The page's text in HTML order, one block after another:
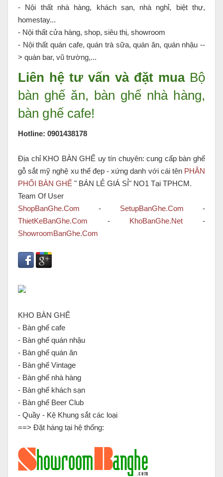
- Nội thất nhà hàng, khách sạn, nhà nghỉ, biệt thự,
homestay...
- Nội thất cửa hàng, shop, siêu thị, showroom
- Nội thất quán cafe, quán trà sữa, quán ăn, quán nhậu --
> quán bar, vũ trường,...
Liên hệ tư vấn và đặt mua Bộ
bàn ghế ăn, bàn ghế nhà hàng,
bàn ghế cafe!
Hotline: 0901438178
Địa chỉ KHO BÀN GHẾ uy tín chuyên: cung cấp bàn ghế
gỗ sắt mỹ nghệ xu thế đẹp - xứng danh với cái tên PHÂN
PHỐI BÀN GHẾ " BÁN LẺ GIÁ SỈ" NO1 Tại TPHCM.
Team Of User
ShopBanGhe.Com - SetupBanGhe.Com -
ThietKeBanGhe.Com - KhoBanGhe.Net -
ShowroomBanGhe.Com
KHO BÀN GHẾ
- Bàn ghế cafe
- Bàn ghế quán nhậu
- Bàn ghế quán ăn
- Bàn ghế Vintage
- Bàn ghế nhà hàng
- Bàn ghế khách sạn
- Bàn ghế Beer Club
- Quầy - Kệ Khung sắt các loại
==> Đặt hàng tại hệ thống: